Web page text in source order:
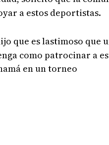
a estos deportistas.
que es lastimoso que
como patrocinar a
en un torneo